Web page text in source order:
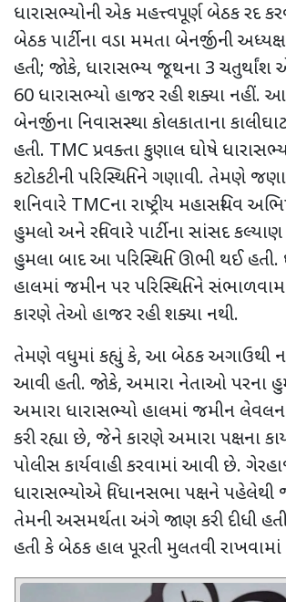
ધારાસભ્યોની એક મહત્ત્વપૂર્ણ બેઠક રદ
બેઠક પાર્ટીના વડા મમતા બેનર્જીની
હતી; જોકે, ધારાસભ્ય જૂથના 3 ચતુર્થાંશ
60 ધારાસભ્યો હાજર રહી શક્યા નહીં.
બેનર્જીના નિવાસસ્થા કોલકાતાના
હતી. TMCપ્રવક્તા કુણાલ ઘોષે
કટોકટીની પરિસ્થિતિને ગણાવી. તેમણે
શનિવારે TMCના રાષ્ટ્રીય મહાસચિવ
હુમલો અને રવિવારે પાર્ટીના સાંસદ
હુમલા બાદ આ પરિસ્થિતિ ઊભી થઈ હતી.
હાલમાં જમીન પર પરિસ્થિતિને
કારણે તેઓ હાજર રહી શક્યા નથી.
તેમણે વધુમાં કહ્યું કે, આ બેઠક અગાઉથી
આવી હતી. જોકે, અમારા નેતાઓ પરના
અમારા ધારાસભ્યો હાલમાં જમીન લેવલના
કરી રહ્યા છે, જેને કારણે અમારા પક્ષના
પોલીસ કાર્યવાહી કરવામાં આવી છે.
ધારાસભ્યોએ વિધાનસભા પક્ષને પહેલેથી
તેમની અસમર્થતા અંગે જાણ કરી દીધી
હતી કે બેઠક હાલ પૂરતી મુલતવી